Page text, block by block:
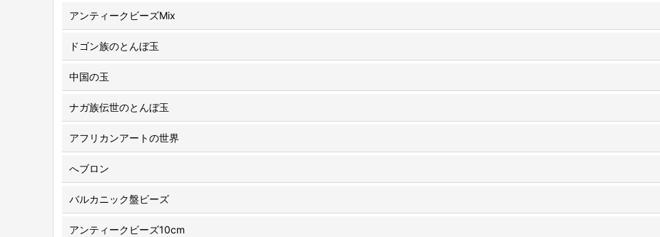
アンティークビーズMix
ドゴン族のとんぼ玉
中国の玉
ナガ族伝世のとんぼ玉
アフリカンアートの世界
へブロン
バルカニック盤ビーズ
アンティークビーズ10cm